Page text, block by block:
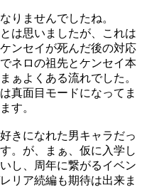
りませんでしたね。
は思いましたが、これは
ンセイが死んだ後の対応
ネロの祖先とケンセイ本
ぁよくある流れでした。
真面目モードになってま
す。
きになれた男キャラだっ
。が、まぁ、仮に入学し
し、周年に繋がるイベン
リア続編も期待は出来ま